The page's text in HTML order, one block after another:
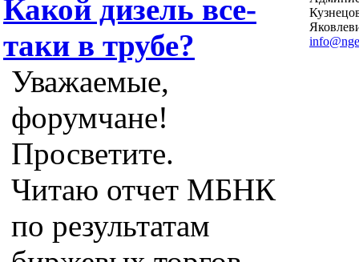
Какой дизель все-
таки в трубе?
Уважаемые,
форумчане!
Просветите.
Читаю отчет МБНК
по результатам